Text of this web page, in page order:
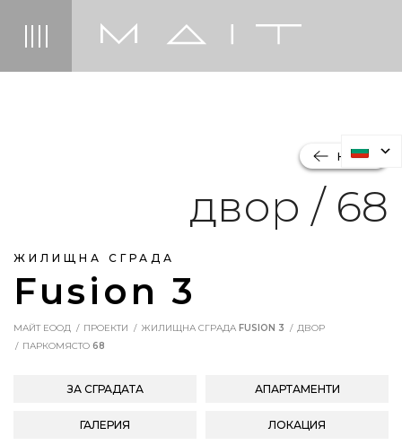
ЖИЛИЩНА СГРАДА
Fusion 3
НАЗАД
двор / 68
МАЙТ ЕООД ПРОЕКТИ ЖИЛИЩНА СГРАДА FUSION 3
ДВОР
ПАРКОМЯСТО 68
ЗА СГРАДАТА АПАРТАМЕНТИ
ГАЛЕРИЯ ЛОКАЦИЯ